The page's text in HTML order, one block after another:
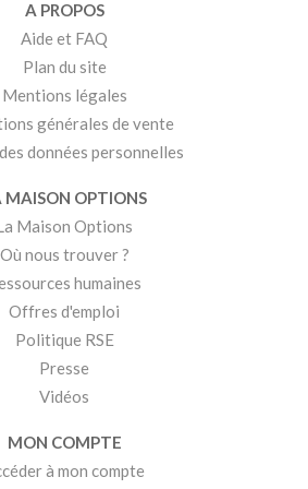
A PROPOS
Aide et FAQ
Plan du site
Mentions légales
générales de vente
données personnelles
MAISON OPTIONS
Maison Options
Où nous trouver ?
humaines
Offres d'emploi
Politique RSE
Presse
Vidéos
MON COMPTE
à mon compte